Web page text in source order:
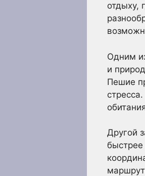
отдыху,
Одним
и
Пешие
Другой
быстрее